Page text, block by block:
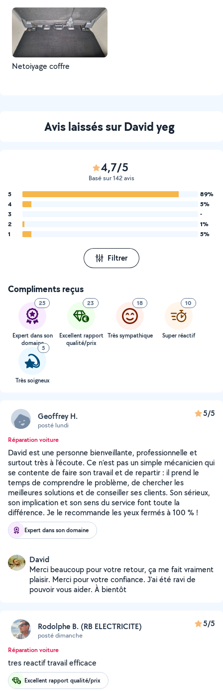
Netoiyage coffre
Avis laissés sur David yeg
4,7/5
Basé sur 142 avis
5
89%
4
5%
3
-
2
1%
1
5%
Filtrer
Compliments reçus
25
Expert dans son
domaine
23
Excellent rapport
qualité/prix
18
Très sympathique
10
Super réactif
5
Très soigneux
Geoffrey H.
posté lundi
5/5
Réparation voiture
David est une personne bienveillante, professionnelle et
surtout très à l’écoute. Ce n’est pas un simple mécanicien qui
se contente de faire son travail et de repartir : il prend le
temps de comprendre le problème, de chercher les
meilleures solutions et de conseiller ses clients. Son sérieux,
son implication et son sens du service font toute la
différence. Je le recommande les yeux fermés à 100 % !
Expert dans son domaine
David
Merci beaucoup pour votre retour, ça me fait vraiment
plaisir. Merci pour votre confiance. J'ai été ravi de
pouvoir vous aider. À bientôt
Rodolphe B. (RB ELECTRICITE)
posté dimanche
5/5
Réparation voiture
tres reactif travail efficace
Excellent rapport qualité/prix